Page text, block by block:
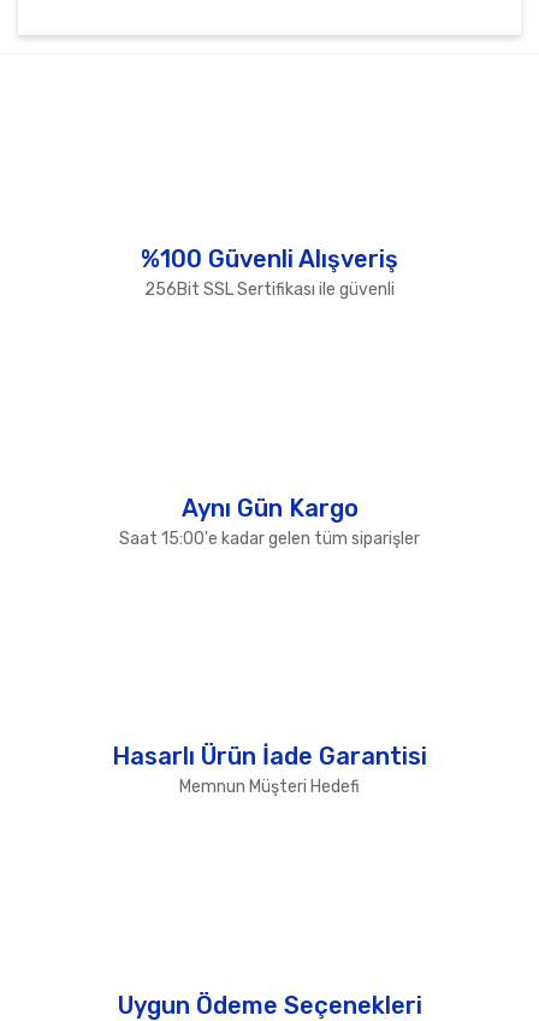
Ürün fiyatı diğer sitelerden daha pahalı.
%100 Güvenli Alışveriş
256Bit SSL Sertifikası ile güvenli
Aynı Gün Kargo
Saat 15:00'e kadar gelen tüm siparişler
Hasarlı Ürün İade Garantisi
Memnun Müşteri Hedefi
Uygun Ödeme Seçenekleri